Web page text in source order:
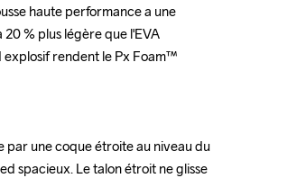
haute performance a une
% plus légère que l'EVA
rendent le Px Foam™
par une coque étroite au niveau du
spacieux. Le talon étroit ne glisse
haute performance a une
% plus légère que l'EVA
rendent le Px Foam™
par une coque étroite au niveau du
spacieux. Le talon étroit ne glisse